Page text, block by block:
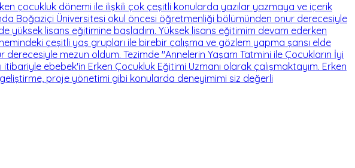
çocukluk dönemi ile ilişkili çok çeşitli konularda yazılar yazmaya ve içerik
Boğaziçi Üniversitesi okul öncesi öğretmenliği bölümünden onur derecesiyle
yüksek lisans eğitimine başladım. Yüksek lisans eğitimim devam ederken
çeşitli yaş grupları ile birebir çalışma ve gözlem yapma şansı elde
mezun oldum. Tezimde "Annelerin Yaşam Tatmini ile Çocukların İyi
itibariyle ebebek'in Erken Çocukluk Eğitimi Uzmanı olarak çalışmaktayım. Erken
proje yönetimi gibi konularda deneyimimi siz değerli